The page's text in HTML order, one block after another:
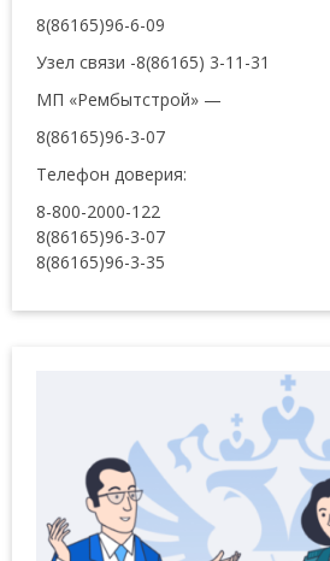
8(86165)96-6-09
Узел связи -8(86165) 3-11-31
МП «Рембытстрой» —
8(86165)96-3-07
Телефон доверия:
8-800-2000-122
8(86165)96-3-07
8(86165)96-3-35